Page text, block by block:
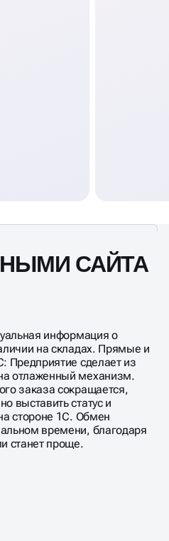
САЙТА
информация о
на складах. Прямые и
Предприятие сделает из
отлаженный механизм.
заказа сокращается,
выставить статус и
стороне 1С. Обмен
времени, благодаря
станет проще.